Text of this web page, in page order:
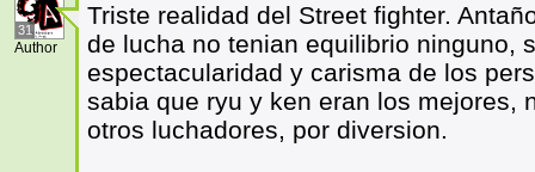
31
Author
Triste realidad del Street fighter.
de lucha no tenian equilibrio ninguno,
espectacularidad y carisma de los
sabia que ryu y ken eran los mejores,
otros luchadores, por diversion.